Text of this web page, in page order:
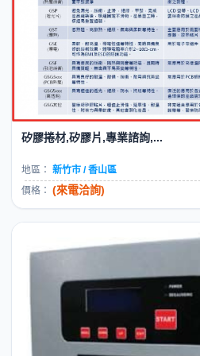
矽膠捲材,矽膠片,專業諮詢,...
地區： 新竹市 / 香山區
價格： (來電洽詢)